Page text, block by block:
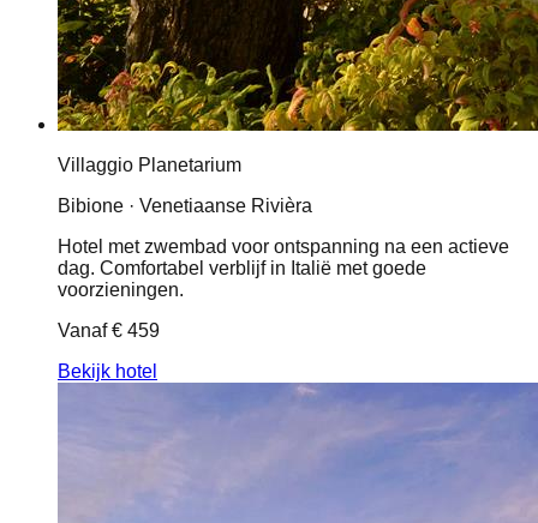
Villaggio Planetarium
Bibione · Venetiaanse Rivièra
Hotel met zwembad voor ontspanning na een actieve
dag. Comfortabel verblijf in Italië met goede
voorzieningen.
Vanaf€ 459
Bekijk hotel